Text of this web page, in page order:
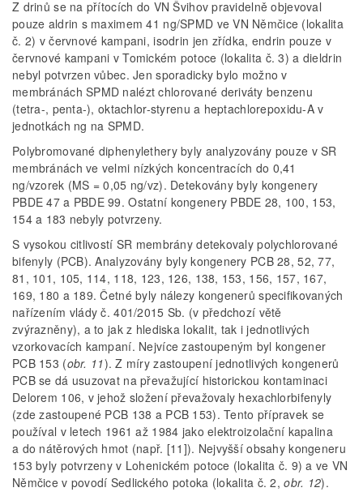
Z drinů se na přítocích do VN Švihov pravidelně objevoval
pouze aldrin s maximem 41 ng/SPMD ve VN Němčice (lokalita
č. 2) v červnové kampani, isodrin jen zřídka, endrin pouze v
červnové kampani v Tomickém potoce (lokalita č. 3) a dieldrin
nebyl potvrzen vůbec. Jen sporadicky bylo možno v
membránách SPMD nalézt chlorované deriváty benzenu
(tetra-, penta-), oktachlor-styrenu a heptachlorepoxidu-A v
jednotkách ng na SPMD.
Polybromované diphenylethery byly analyzovány pouze v SR
membránách ve velmi nízkých koncentracích do 0,41
ng/vzorek (MS = 0,05 ng/vz). Detekovány byly kongenery
PBDE 47 a PBDE 99. Ostatní kongenery PBDE 28, 100, 153,
154 a 183 nebyly potvrzeny.
S vysokou citlivostí SR membrány detekovaly polychlorované
bifenyly (PCB). Analyzovány byly kongenery PCB 28, 52, 77,
81, 101, 105, 114, 118, 123, 126, 138, 153, 156, 157, 167,
169, 180 a 189. Četné byly nálezy kongenerů specifikovaných
nařízením vlády č. 401/2015 Sb. (v předchozí větě
zvýrazněny), a to jak z hlediska lokalit, tak i jednotlivých
vzorkovacích kampaní. Nejvíce zastoupeným byl kongener
PCB 153 (obr. 11). Z míry zastoupení jednotlivých kongenerů
PCB se dá usuzovat na převažující historickou kontaminaci
Delorem 106, v jehož složení převažovaly hexachlorbifenyly
(zde zastoupené PCB 138 a PCB 153). Tento přípravek se
používal v letech 1961 až 1984 jako elektroizolační kapalina
a do nátěrových hmot (např. [11]). Nejvyšší obsahy kongeneru
153 byly potvrzeny v Lohenickém potoce (lokalita č. 9) a ve VN
Němčice v povodí Sedlického potoka (lokalita č. 2,obr. 12).